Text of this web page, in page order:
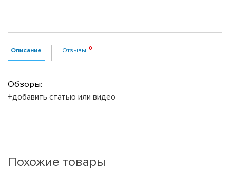
Описание Отзывы
Обзоры:
+добавить статью или видео
Похожие товары